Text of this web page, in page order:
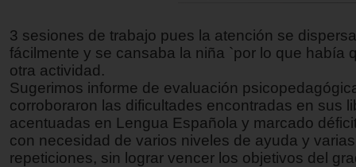
3 sesiones de trabajo pues la atención se
fácilmente y se cansaba la niña `por lo que había
otra actividad.
Sugerimos informe de evaluación
corroboraron las dificultades encontradas en sus
acentuadas en Lengua Española y marcado
con necesidad de varios niveles de ayuda y varias
repeticiones, sin lograr vencer los objetivos del